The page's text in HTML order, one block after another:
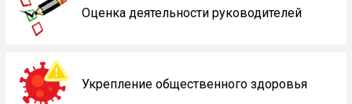
Оценка деятельности руководителей
Укрепление общественного здоровья